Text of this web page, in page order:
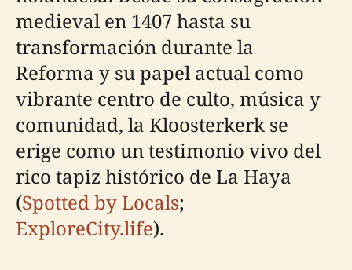
medieval en 1407 hasta su
transformación durante la
Reforma y su papel actual como
vibrante centro de culto, música y
comunidad, la Kloosterkerk se
erige como un testimonio vivo del
rico tapiz histórico de La Haya
(Spotted by Locals;
ExploreCity.life).